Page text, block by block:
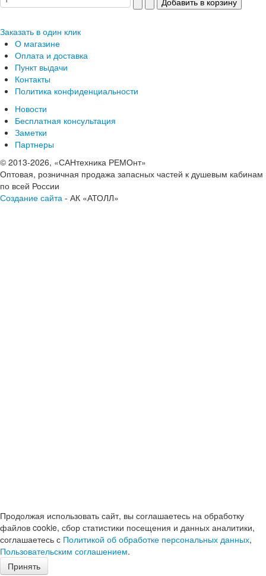
Заказать в один клик
О магазине
Оплата и доставка
Пункт выдачи
Контакты
Политика конфиденциальности
Новости
Бесплатная консультация
Заметки
Партнеры
© 2013-2026, «САНтехника РЕМОнт»
Оптовая, розничная продажа запасных частей к душевым кабинам
по всей России
Создание сайта - АК «АТОЛЛ»
Продолжая использовать сайт, вы соглашаетесь на обработку
файлов cookie, сбор статистики посещения и данных аналитики,
соглашаетесь с Политикой об обработке персональных данных,
Пользовательским соглашением.
Принять